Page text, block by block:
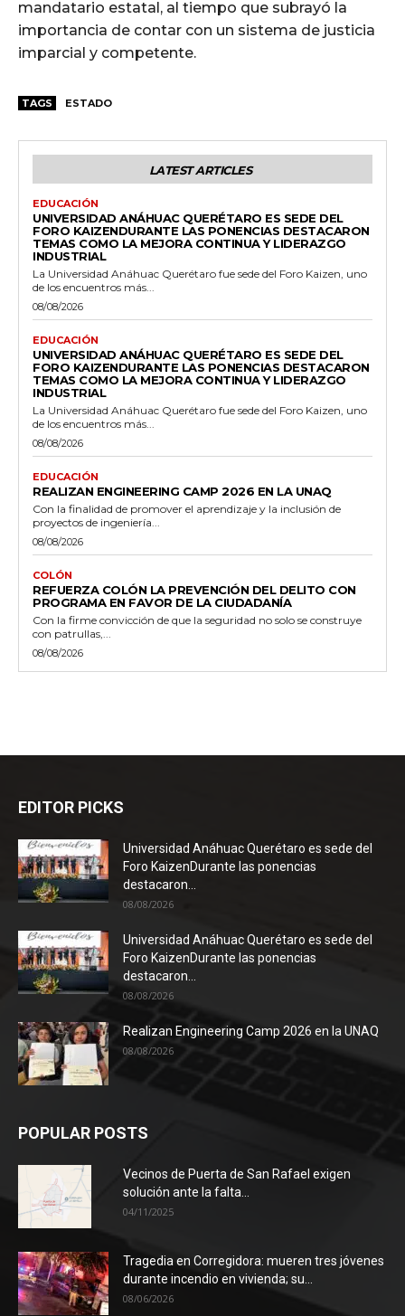
mandatario estatal, al tiempo que subrayó la
importancia de contar con un sistema de justicia
imparcial y competente.
TAGS ESTADO
LATEST ARTICLES
EDUCACIÓN
UNIVERSIDAD ANÁHUAC QUERÉTARO ES SEDE DEL
FORO KAIZENDURANTE LAS PONENCIAS DESTACARON
TEMAS COMO LA MEJORA CONTINUA Y LIDERAZGO
INDUSTRIAL
La Universidad Anáhuac Querétaro fue sede del Foro Kaizen, uno
de los encuentros más...
08/08/2026
EDUCACIÓN
UNIVERSIDAD ANÁHUAC QUERÉTARO ES SEDE DEL
FORO KAIZENDURANTE LAS PONENCIAS DESTACARON
TEMAS COMO LA MEJORA CONTINUA Y LIDERAZGO
INDUSTRIAL
La Universidad Anáhuac Querétaro fue sede del Foro Kaizen, uno
de los encuentros más...
08/08/2026
EDUCACIÓN
REALIZAN ENGINEERING CAMP 2026 EN LA UNAQ
Con la finalidad de promover el aprendizaje y la inclusión de
proyectos de ingeniería...
08/08/2026
COLÓN
REFUERZA COLÓN LA PREVENCIÓN DEL DELITO CON
PROGRAMA EN FAVOR DE LA CIUDADANÍA
Con la firme convicción de que la seguridad no solo se construye
con patrullas,...
08/08/2026
EDITOR PICKS
Universidad Anáhuac Querétaro es sede del
Foro KaizenDurante las ponencias
destacaron...
08/08/2026
Universidad Anáhuac Querétaro es sede del
Foro KaizenDurante las ponencias
destacaron...
08/08/2026
Realizan Engineering Camp 2026 en la UNAQ
08/08/2026
POPULAR POSTS
Vecinos de Puerta de San Rafael exigen
solución ante la falta...
04/11/2025
Tragedia en Corregidora: mueren tres jóvenes
durante incendio en vivienda; su...
08/06/2026